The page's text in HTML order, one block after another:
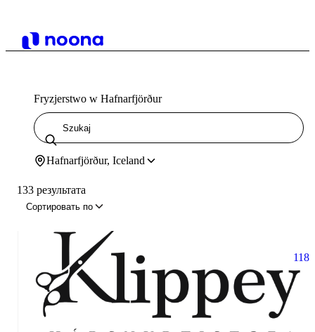
Fryzjerstwo w Hafnarfjörður
Hafnarfjörður, Iceland
133 результата
Сортировать по
118